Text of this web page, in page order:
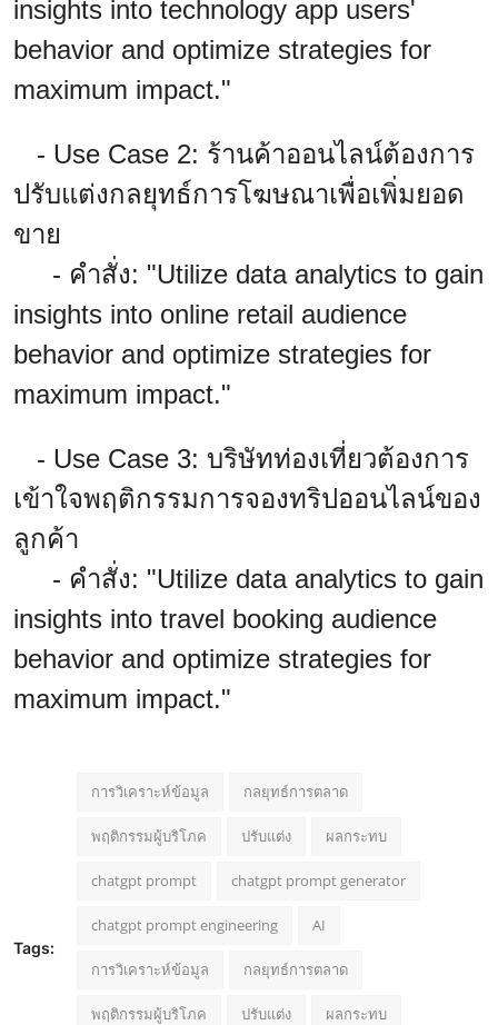
insights into technology app users'
behavior and optimize strategies for
maximum impact."
- Use Case 2: ร้านค้าออนไลน์ต้องการ
ปรับแต่งกลยุทธ์การโฆษณาเพื่อเพิ่มยอด
ขาย
- คำสั่ง: "Utilize data analytics to gain
insights into online retail audience
behavior and optimize strategies for
maximum impact."
- Use Case 3: บริษัทท่องเที่ยวต้องการ
เข้าใจพฤติกรรมการจองทริปออนไลน์ของ
ลูกค้า
- คำสั่ง: "Utilize data analytics to gain
insights into travel booking audience
behavior and optimize strategies for
maximum impact."
Tags:
การวิเคราะห์ข้อมูล กลยุทธ์การตลาด
พฤติกรรมผู้บริโภค ปรับแต่ง ผลกระทบ
chatgpt prompt chatgpt prompt generator
chatgpt prompt engineering AI
การวิเคราะห์ข้อมูล กลยุทธ์การตลาด
พฤติกรรมผู้บริโภค ปรับแต่ง ผลกระทบ